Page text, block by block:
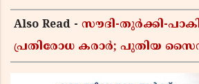
Also Read - സൗദി-തുർക്കി-
പ്രതിരോധ കരാർ; പുതിയ